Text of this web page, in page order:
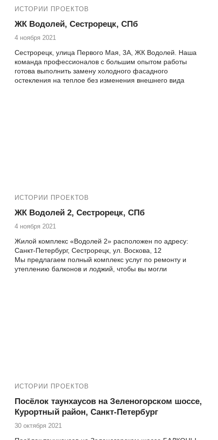
ИСТОРИИ ПРОЕКТОВ
ЖК Водолей, Сестрорецк, СПб
4 ноября 2021
Сестрорецк, улица Первого Мая, 3А, ЖК Водолей. Наша
команда профессионалов с большим опытом работы
готова выполнить замену холодного фасадного
остекления на теплое без изменения внешнего вида
ИСТОРИИ ПРОЕКТОВ
ЖК Водолей 2, Сестрорецк, СПб
4 ноября 2021
Жилой комплекс «Водолей 2» расположен по адресу:
Санкт-Петербург, Сестрорецк, ул. Воскова, 12
Мы предлагаем полный комплекс услуг по ремонту и
утеплению балконов и лоджий, чтобы вы могли
ИСТОРИИ ПРОЕКТОВ
Посёлок таунхаусов на Зеленогорском шоссе,
Курортный район, Санкт-Петербург
30 октября 2021